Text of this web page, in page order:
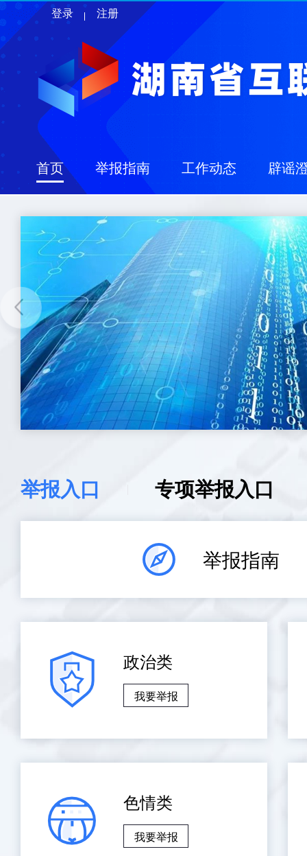
登录 注册
首页 举报指南 工作动态 辟谣
举报入口 专项举报入口
举报指南
政治类
我要举报
色情类
我要举报